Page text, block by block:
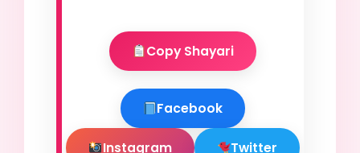
Copy Shayari
Facebook
Instagram Twitter